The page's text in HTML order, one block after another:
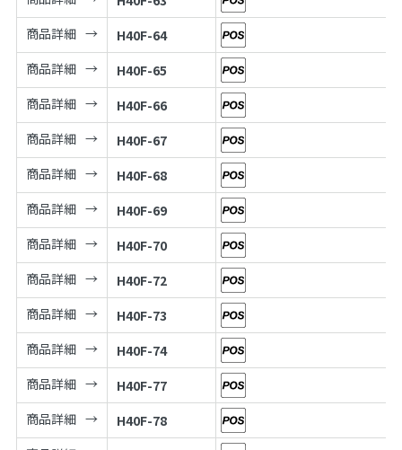
商品詳細
H40F-64
商品詳細
H40F-65
商品詳細
H40F-66
商品詳細
H40F-67
商品詳細
H40F-68
商品詳細
H40F-69
商品詳細
H40F-70
商品詳細
H40F-72
商品詳細
H40F-73
商品詳細
H40F-74
商品詳細
H40F-77
商品詳細
H40F-78